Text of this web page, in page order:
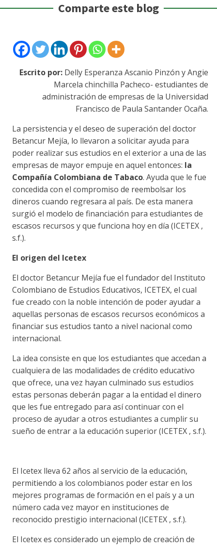
Comparte este blog
Escrito por: Delly Esperanza Ascanio Pinzón y Angie
Marcela chinchilla Pacheco- estudiantes de
administración de empresas de la Universidad
Francisco de Paula Santander Ocaña.
La persistencia y el deseo de superación del doctor
Betancur Mejía, lo llevaron a solicitar ayuda para
poder realizar sus estudios en el exterior a una de las
empresas de mayor empuje en aquel entonces: la
Compañía Colombiana de Tabaco. Ayuda que le fue
concedida con el compromiso de reembolsar los
dineros cuando regresara al país. De esta manera
surgió el modelo de financiación para estudiantes de
escasos recursos y que funciona hoy en día (ICETEX ,
s.f.).
El origen del Icetex
El doctor Betancur Mejía fue el fundador del Instituto
Colombiano de Estudios Educativos, ICETEX, el cual
fue creado con la noble intención de poder ayudar a
aquellas personas de escasos recursos económicos a
financiar sus estudios tanto a nivel nacional como
internacional.
La idea consiste en que los estudiantes que accedan a
cualquiera de las modalidades de crédito educativo
que ofrece, una vez hayan culminado sus estudios
estas personas deberán pagar a la entidad el dinero
que les fue entregado para así continuar con el
proceso de ayudar a otros estudiantes a cumplir su
sueño de entrar a la educación superior (ICETEX , s.f.).
El Icetex lleva 62 años al servicio de la educación,
permitiendo a los colombianos poder estar en los
mejores programas de formación en el país y a un
número cada vez mayor en instituciones de
reconocido prestigio internacional (ICETEX , s.f.).
El Icetex es considerado un ejemplo de creación de